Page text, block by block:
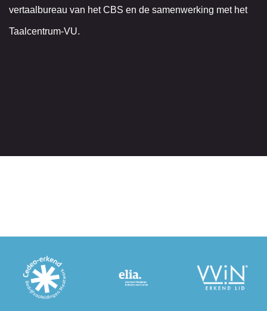
vertaalbureau van het CBS en de samenwerking met het
Taalcentrum-VU.